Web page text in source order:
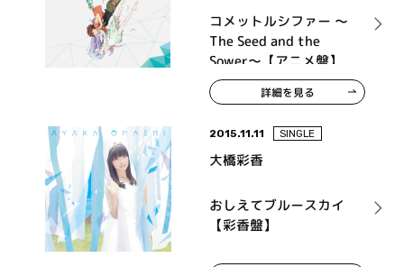
コメットルシファー ～
The Seed and the
Sower～【アニメ盤】
詳細を見る
2015.11.11 SINGLE
大橋彩香
おしえてブルースカイ
【彩香盤】